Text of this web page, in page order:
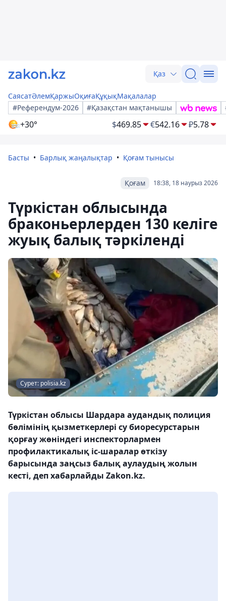
Қаз
СаясатӘлемҚаржыОқиғаҚұқықМақалалар
#Референдум-2026
#Қазақстан мақтанышы
+30° $469.85 €542.16 ₽5.78
Басты Барлық жаңалықтар Қоғам тынысы
18:38, 18 наурыз 2026
Қоғам
Түркістан облысында
браконьерлерден 130 келіге
жуық балық тәркіленді
Сурет: polisia.kz
Түркістан облысы Шардара аудандық полиция
бөлімінің қызметкерлері су биоресурстарын
қорғау жөніндегі инспекторлармен
профилактикалық іс-шаралар өткізу
барысында заңсыз балық аулаудың жолын
кесті, деп хабарлайды Zakon.kz.